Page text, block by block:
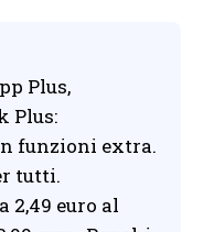
Plus,
Plus:
funzioni extra.
tutti.
2,49 euro al